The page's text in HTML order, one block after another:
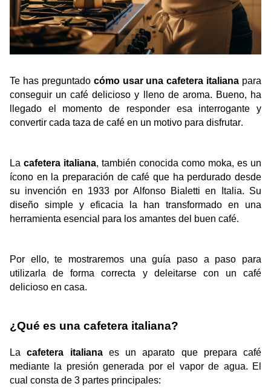
Te has preguntado cómo usar una cafetera italiana para
conseguir un café delicioso y lleno de aroma. Bueno, ha
llegado el momento de responder esa interrogante y
convertir cada taza de café en un motivo para disfrutar.
La cafetera italiana, también conocida como moka, es un
ícono en la preparación de café que ha perdurado desde
su invención en 1933 por Alfonso Bialetti en Italia. Su
diseño simple y eficacia la han transformado en una
herramienta esencial para los amantes del buen café.
Por ello, te mostraremos una guía paso a paso para
utilizarla de forma correcta y deleitarse con un café
delicioso en casa.
¿Qué es una cafetera italiana?
La cafetera italiana es un aparato que prepara café
mediante la presión generada por el vapor de agua. El
cual consta de 3 partes principales:​